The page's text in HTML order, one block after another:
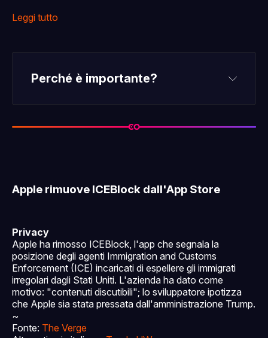
Leggi tutto
Perché è importante?
Apple rimuove ICEBlock dall'App Store
Privacy
Apple ha rimosso ICEBlock, l'app che segnala la
posizione degli agenti Immigration and Customs
Enforcement (ICE) incaricati di espellere gli immigrati
irregolari dagli Stati Uniti. L'azienda ha dato come
motivo: "contenuti discutibili"; lo sviluppatore ipotizza
che Apple sia stata pressata dall'amministrazione Trump.
~
Fonte: The Verge